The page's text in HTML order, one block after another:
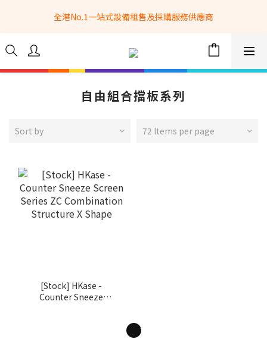
全港No.1一站式設備租售及採購服務供應商
全港No.1一站式設備租售及採購服務供應商
選購現貨產品全單滿$3500自家專送免運費 (只限網站落單, 不適用
於急單, 訂制產品, 屏風, 籠車, 舞台等)
info@hkbasket.com
自由組合擋板系列
Sort by 72 Items per page
[Stock] HKase -
Counter Sneeze
1